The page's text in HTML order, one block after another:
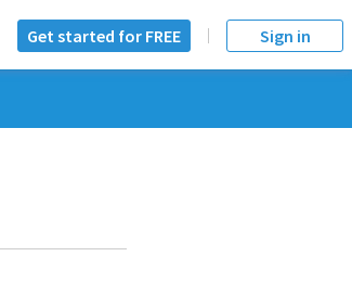
Get started for FREE Sign in